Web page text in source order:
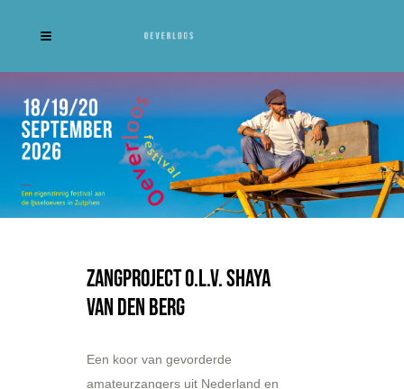
Zangproject O.l.v. Shaya
Van Den Berg
Een koor van gevorderde
amateurzangers uit Nederland en